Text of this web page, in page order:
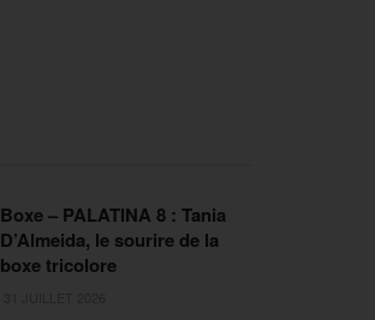
Boxe – PALATINA 8 : Tania
D’Almeida, le sourire de la
boxe tricolore